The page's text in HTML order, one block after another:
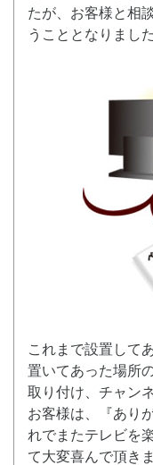
たが、お客様と相
うこととなりました
これまで設置して
置いてあった場所
取り付け、チャン
お客様は、『あり
れでまたテレビを
て大変喜んで頂き